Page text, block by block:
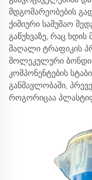
მდგომარეობების
ქიმიური სამუშაო
გაწუხვაზე, რაც
მაღალი ტრაფიკის
მოლეკულური
კომპონენტების
განმავლობაში,
როგორიცაა